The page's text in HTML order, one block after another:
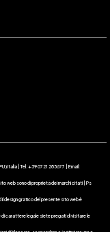
) Italia | Tel: +39 0721 283677 | Email:
web sono di proprietà dei marchi citati | Ps
il design grafico del presente sito web è
di carattere legale siete pregati di visitare le